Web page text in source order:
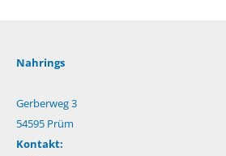
Nahrings
Gerberweg 3
54595 Prüm
Kontakt: